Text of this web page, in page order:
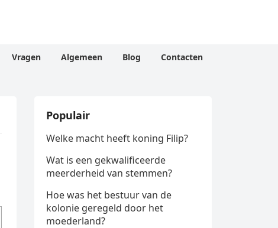
Vragen Algemeen Blog Contacten
Populair
Welke macht heeft koning Filip?
Wat is een gekwalificeerde
meerderheid van stemmen?
Hoe was het bestuur van de
kolonie geregeld door het
moederland?